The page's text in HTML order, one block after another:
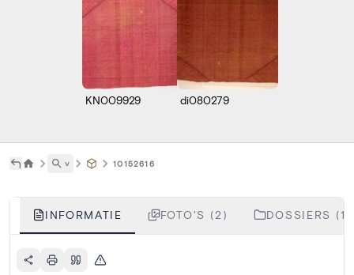
KN009929 di080279
˅ 10152616
INFORMATIE FOTO'S (2) DOSSIERS (1)